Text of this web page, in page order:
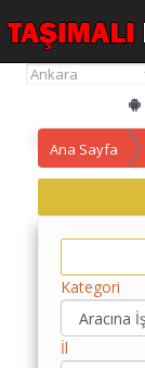
Yol
Maliyet
Yemek
Maliyet
Hesaplama
Ana Sayfa
Kategori
İl